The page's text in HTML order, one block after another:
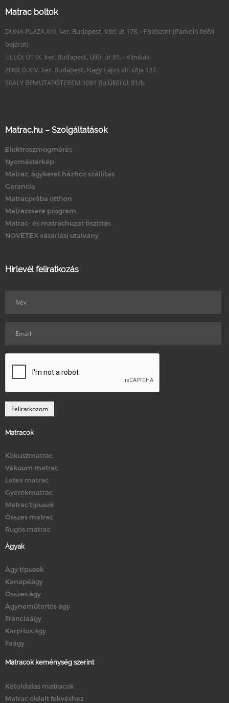
Matrac boltok
DUNA PLAZA XIII. ker. Budapest, Váci út 178. - Földszint (Parkoló felőli
bejárat)
ÜLLŐI ÚT IX. ker. Budapest, Üllői út 81. - Klinikák
ZUGLÓ XIV. ker. Budapest, Nagy Lajos kir. útja 127.
SEALY BEMUTATÓTEREM 1091 Bp.Üllői út 81/b
Matrac.hu – Szolgáltatások
Elektroszmogmérés
Nyomástérkép
Matrac, ágykeret házhoz szállítás
Garancia
Matracpróba otthon
Matraccsere program
Matrac- és matrachuzat tisztítás
NOVETEX vásárlási utalvány
Hírlevél feliratkozás
Matracok
Kókuszmatrac
Vákuum matrac
Latex matrac
Gyerekmatrac
Matrac típusok
Összes matrac
Rugós matrac
Ágyak
Ágy típusok
Kanapéágy
Összes ágy
Ágyneműtartós ágy
Franciaágy
Kárpitos ágy
Faágy
Matracok keménység szerint
Kétoldalas matracok
Matrac oldalt fekvéshez